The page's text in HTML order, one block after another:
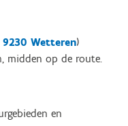
Wetteren)
midden op de route.
en